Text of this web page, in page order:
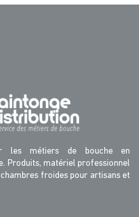
les métiers de bouche en
Produits, matériel professionnel
froides pour artisans et